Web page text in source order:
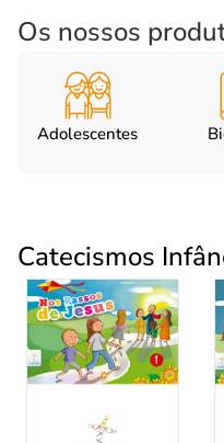
Os nossos
Adolescentes
Catecismos